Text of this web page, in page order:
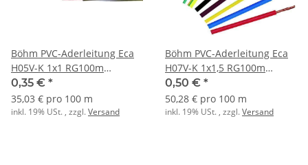
Böhm PVC-Aderleitung Eca
H05V-K 1x1 RG100m
rot/weiss
0,35 € *
35,03 € pro 100 m
inkl. 19% USt. , zzgl.Versand
Böhm PVC-Aderleitung Eca
H07V-K 1x1,5 RG100m
dunkelblau/weiss
0,50 € *
50,28 € pro 100 m
inkl. 19% USt. , zzgl.Versand